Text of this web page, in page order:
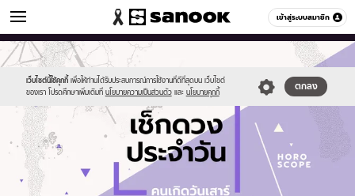
เข้าสู่ระบบสมาชิก
ดูดวง หมวดอื่นๆ
เว็บไซต์นี้ใช้คุกกี้ เพื่อให้ท่านได้รับประสบการณ์การใช้งานที่ดีที่สุดบน เว็บไซต์
ของเรา โปรดศึกษาเพิ่มเติมที่ นโยบายความเป็นส่วนตัว และ นโยบายคุกกี้
ตกลง
Sanook
//s.isanook.com/sr/0/images/logo-
new-
sanook.png
600
60
//s.isanook.com/ho/0/ud/fxd/day/daily-
horoscope-
saturday.jpg